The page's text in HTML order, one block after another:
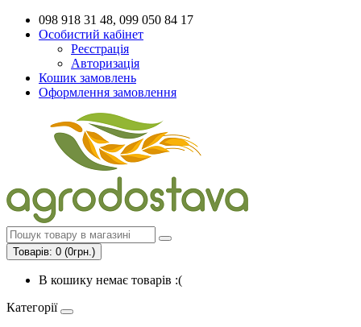
098 918 31 48, 099 050 84 17
Особистий кабінет
Реєстрація
Авторизація
Кошик замовлень
Оформлення замовлення
Товарів: 0 (0грн.)
В кошику немає товарів :(
Категорії